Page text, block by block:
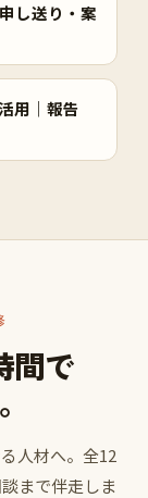
し送り・案
用｜報告
間で
人材へ。全12
まで伴走しま